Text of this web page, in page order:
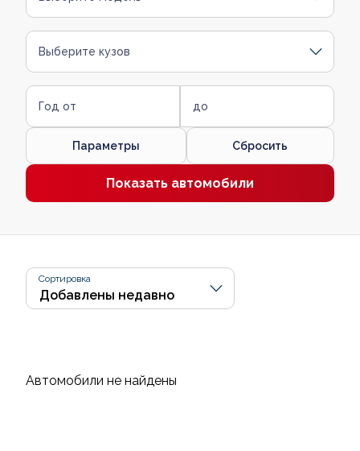
Выберите кузов
Год от до
Параметры Сбросить
Показать автомобили
Сортировка
Автомобили не найдены